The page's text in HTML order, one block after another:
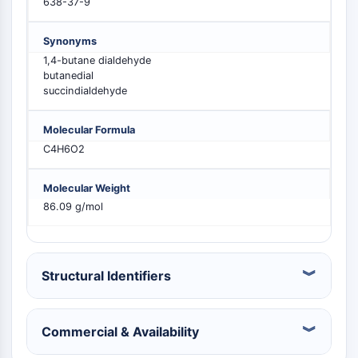
PIN1
PDK-1
PTEN
PI4K
DNA-PK
ATM/ATR
GSK-3
AMPK
mTOR
Akt
RÉCEPTEUR NUCLÉAIRE LIÉ À LA VITAMINE
Récepteur nucléaire lié à la vitamine D
Synonyms
1,4-butane dialdehyde
butanedial
succindialdehyde
Molecular Formula
C4H6O2
Molecular Weight
86.09 g/mol
Structural Identifiers
Commercial & Availability